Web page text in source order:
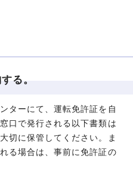
る。
ターにて、運転免許証を自
口で発行される以下書類は
切に保管してください。ま
る場合は、事前に免許証の